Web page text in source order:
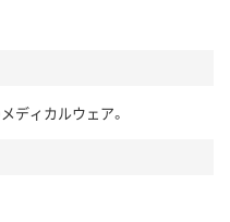
ディカルウェア。